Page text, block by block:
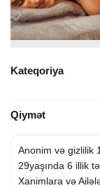
Kateqoriya
Qiymət
Anonim və gizlilik
29yaşında 6 illik
Xanimlara və